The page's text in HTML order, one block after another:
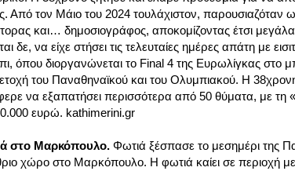
Από τον Μάιο του 2024 τουλάχιστον, παρουσιαζόταν
και… δημοσιογράφος, αποκομίζοντας έτσι
δε, να είχε στήσει τις τελευταίες ημέρες απάτη με
όπου διοργανώνεται το Final 4 της Ευρωλίγκας στο
του Παναθηναϊκού και του Ολυμπιακού. Η
να εξαπατήσει περισσότερα από 50 θύματα, με τη
ευρώ. kathimerini.gr
στο Μαρκόπουλο. Φωτιά ξέσπασε το μεσημέρι της
χώρο στο Μαρκόπουλο. Η φωτιά καίει σε περιοχή